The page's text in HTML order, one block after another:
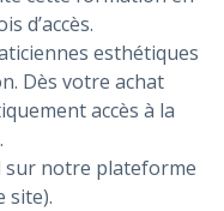
d’accès.
esthétiques
Dès votre achat
accès à la
sur notre plateforme
site).